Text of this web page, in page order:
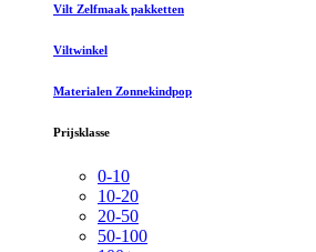
Vilt Zelfmaak pakketten
Viltwinkel
Materialen Zonnekindpop
Prijsklasse
0-10
10-20
20-50
50-100